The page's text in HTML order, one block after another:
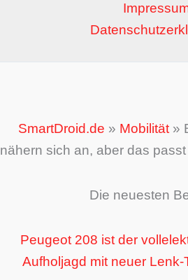
SmartDroid.de » Mobilität »
nähern sich an, aber das
Die neuesten
Peugeot 208 ist der
Aufholjagd mit neuer